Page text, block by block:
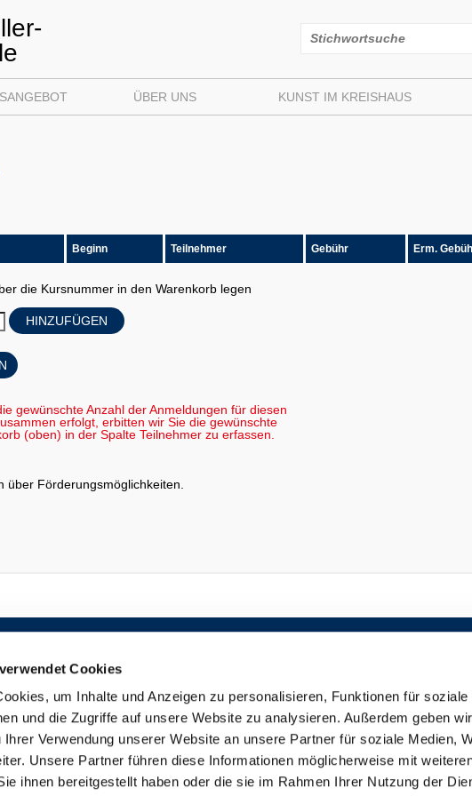
Cookies
um Inhalte und Anzeigen zu personalisieren, Funktionen für soziale
und die Zugriffe auf unsere Website zu analysieren. Außerdem geben wir
Ihrer Verwendung unserer Website an unsere Partner für soziale Medien,
Unsere Partner führen diese Informationen möglicherweise mit
ihnen bereitgestellt haben oder die sie im Rahmen Ihrer Nutzung der
ÜBER UNS KUNST IM KREISHAUS
Beginn Teilnehmer Gebühr Erm.
die Kursnummer in den Warenkorb legen
HINZUFÜGEN
gewünschte Anzahl der Anmeldungen für diesen
erfolgt, erbitten wir Sie die gewünschte
(oben) in der Spalte Teilnehmer zu erfassen.
über Förderungsmöglichkeiten
VERTRETER-INFORMATIONS-SYSTEM
KONTAKT
BARRIEREFREIHEITSERKLÄRUNG